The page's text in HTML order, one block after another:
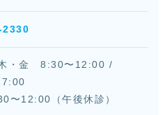
木・金 8:30〜12:00 /
12:00（午後休診）